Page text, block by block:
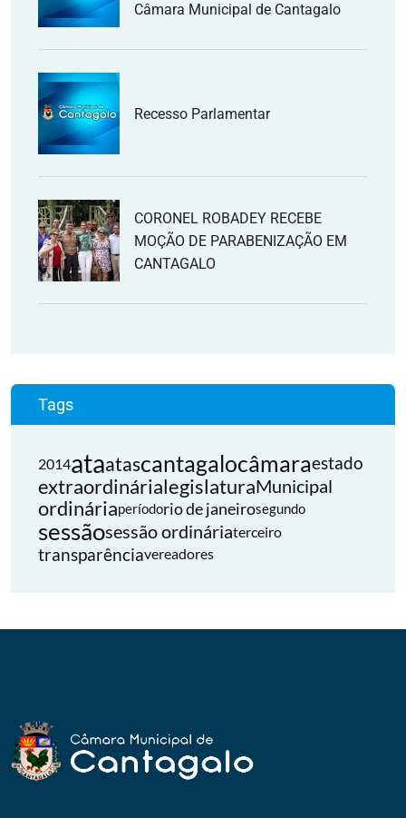
Câmara Municipal de Cantagalo
Recesso Parlamentar
CORONEL ROBADEY RECEBE
MOÇÃO DE PARABENIZAÇÃO EM
CANTAGALO
Tags
2014ataatascantagalocâmaraestado
extraordinárialegislaturaMunicipal
ordináriaperíodorio de janeirosegundo
sessãosessão ordináriaterceiro
transparênciavereadores